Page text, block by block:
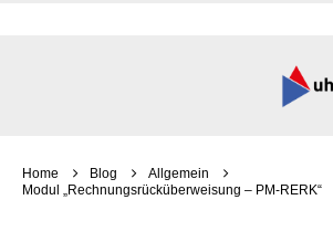
Home Blog
Allgemein
Modul „Rechnungsrücküberweisung – PM-RERK“